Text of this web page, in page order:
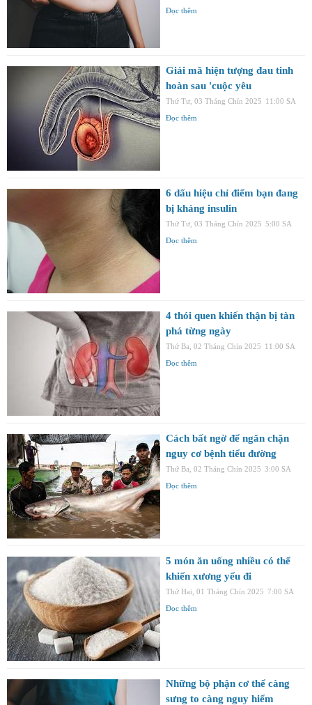
Đọc thêm
Giải mã hiện tượng đau tinh
hoàn sau 'cuộc yêu
Thứ Tư, 03 Tháng Chín 2025 11:00 SA
Đọc thêm
6 dấu hiệu chỉ điểm bạn đang
bị kháng insulin
Thứ Tư, 03 Tháng Chín 2025 5:00 SA
Đọc thêm
4 thói quen khiến thận bị tàn
phá từng ngày
Thứ Ba, 02 Tháng Chín 2025 11:00 SA
Đọc thêm
Cách bất ngờ để ngăn chặn
nguy cơ bệnh tiểu đường
Thứ Ba, 02 Tháng Chín 2025 3:00 SA
Đọc thêm
5 món ăn uống nhiều có thể
khiến xương yếu đi
Thứ Hai, 01 Tháng Chín 2025 7:00 SA
Đọc thêm
Những bộ phận cơ thể càng
sưng to càng nguy hiểm